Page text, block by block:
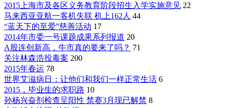
2015上海市及各区义务教育阶段招生入学实施意见 22
马来西亚亚航一客机失联 机上162人 44
“蓝天下的至爱”慈善活动 17
2014年市委一号课题成果系列报道 20
A股连创新高，牛市真的要来了吗？ 71
关注林森浩投毒案 200
2015年春运 78
世界艾滋病日：让他们和我们一样正常生活 6
2015，毕业生的求职路 10
孙杨兴奋剂检查呈阳性 禁赛3月现已解禁 8